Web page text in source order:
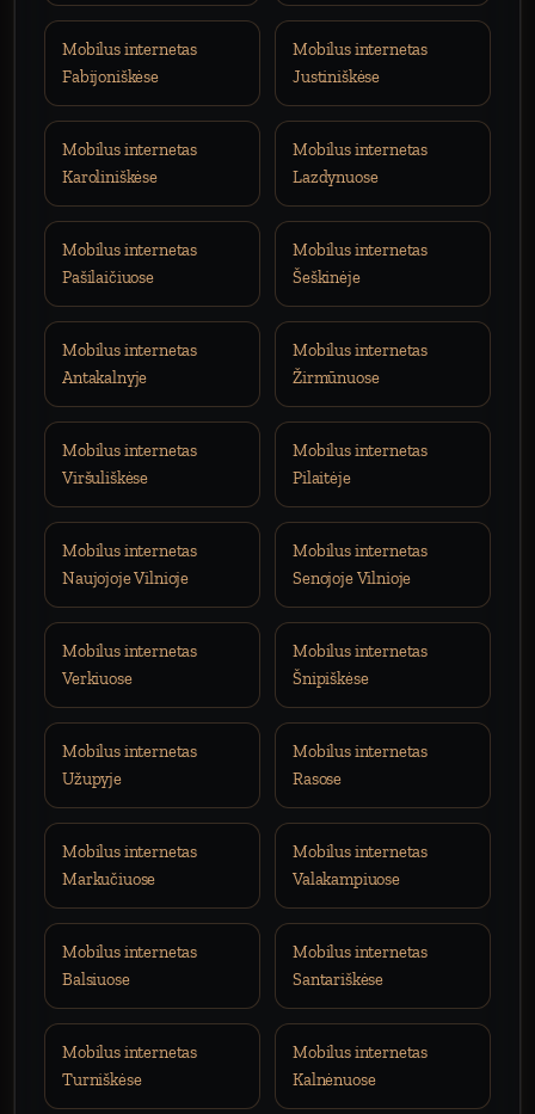
Mobilus internetas
Fabijoniškėse
Mobilus internetas
Justiniškėse
Mobilus internetas
Karoliniškėse
Mobilus internetas
Lazdynuose
Mobilus internetas
Pašilaičiuose
Mobilus internetas
Šeškinėje
Mobilus internetas
Antakalnyje
Mobilus internetas
Žirmūnuose
Mobilus internetas
Viršuliškėse
Mobilus internetas
Pilaitėje
Mobilus internetas
Naujojoje Vilnioje
Mobilus internetas
Senojoje Vilnioje
Mobilus internetas
Verkiuose
Mobilus internetas
Šnipiškėse
Mobilus internetas
Užupyje
Mobilus internetas
Rasose
Mobilus internetas
Markučiuose
Mobilus internetas
Valakampiuose
Mobilus internetas
Balsiuose
Mobilus internetas
Santariškėse
Mobilus internetas
Turniškėse
Mobilus internetas
Kalnėnuose